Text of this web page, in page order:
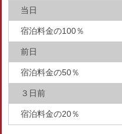
当日
宿泊料金の100％
前日
宿泊料金の50％
３日前
宿泊料金の20％